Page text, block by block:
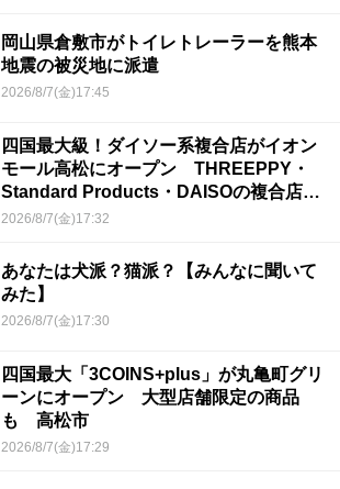
岡山県倉敷市がトイレトレーラーを熊本
地震の被災地に派遣
2026/8/7(金)17:45
四国最大級！ダイソー系複合店がイオン
モール高松にオープン THREEPPY・
Standard Products・DAISOの複合店は
香川県初
2026/8/7(金)17:32
あなたは犬派？猫派？【みんなに聞いて
みた】
2026/8/7(金)17:30
四国最大「3COINS+plus」が丸亀町グリ
ーンにオープン 大型店舗限定の商品
も 高松市
2026/8/7(金)17:29